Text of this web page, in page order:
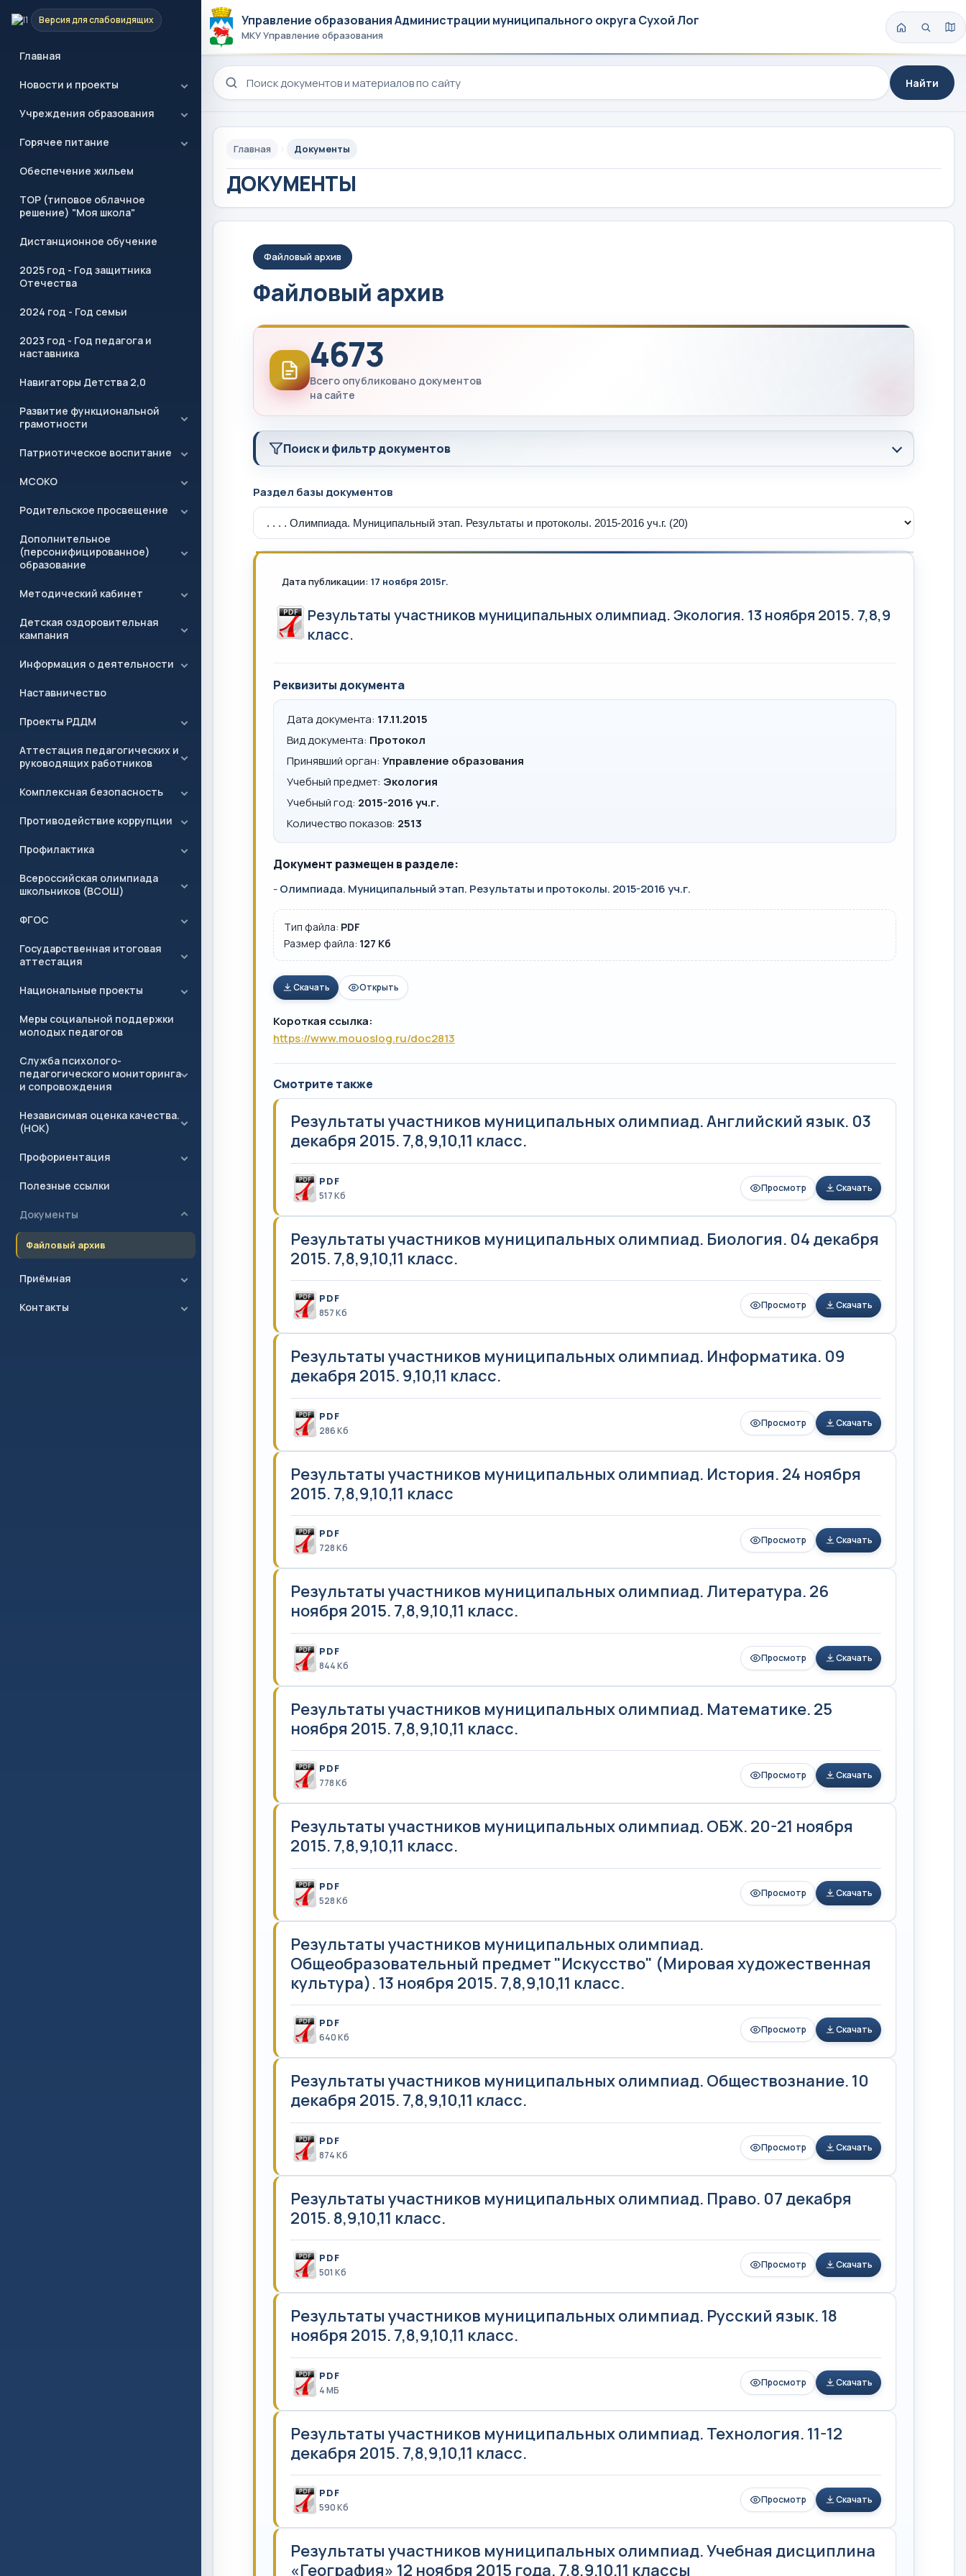
Версия для слабовидящих
Главная
Новости и проекты
Учреждения образования
Горячее питание
Обеспечение жильем
ТОР (типовое облачное
решение) "Моя школа"
Дистанционное обучение
2025 год - Год защитника
Отечества
2024 год - Год семьи
2023 год - Год педагога и
наставника
Навигаторы Детства 2,0
Развитие функциональной
грамотности
Патриотическое воспитание
МСОКО
Родительское просвещение
Дополнительное
(персонифицированное)
образование
Методический кабинет
Детская оздоровительная
кампания
Информация о деятельности
Наставничество
Проекты РДДМ
Аттестация педагогических и
руководящих работников
Комплексная безопасность
Противодействие коррупции
Профилактика
Всероссийская олимпиада
школьников (ВСОШ)
ФГОС
Государственная итоговая
аттестация
Национальные проекты
Меры социальной поддержки
молодых педагогов
Служба психолого-
педагогического мониторинга
и сопровождения
Независимая оценка качества.
(НОК)
Профориентация
Полезные ссылки
Документы
Файловый архив
Приёмная
Контакты
Управление образования Администрации муниципального округа Сухой Лог
МКУ Управление образования
Поиск по сайту
Найти
Главная Документы
ДОКУМЕНТЫ
Файловый архив
Файловый архив
4673
Всего опубликовано документов
на сайте
Поиск и фильтр документов
Раздел базы документов
Дата публикации: 17 ноября 2015г.
Результаты участников муниципальных олимпиад. Экология. 13 ноября 2015. 7,8,9
класс.
Реквизиты документа
Дата документа: 17.11.2015
Вид документа: Протокол
Принявший орган: Управление образования
Учебный предмет: Экология
Учебный год: 2015-2016 уч.г.
Количество показов: 2513
Документ размещен в разделе:
-Олимпиада. Муниципальный этап. Результаты и протоколы. 2015-2016 уч.г.
Тип файла: PDF
Размер файла: 127 Кб
Скачать Открыть
Короткая ссылка:
https://www.mouoslog.ru/doc2813
Смотрите также
Результаты участников муниципальных олимпиад. Английский язык. 03
декабря 2015. 7,8,9,10,11 класс.
PDF
517 Кб
Просмотр Скачать
Результаты участников муниципальных олимпиад. Биология. 04 декабря
2015. 7,8,9,10,11 класс.
PDF
857 Кб
Просмотр Скачать
Результаты участников муниципальных олимпиад. Информатика. 09
декабря 2015. 9,10,11 класс.
PDF
286 Кб
Просмотр Скачать
Результаты участников муниципальных олимпиад. История. 24 ноября
2015. 7,8,9,10,11 класс
PDF
728 Кб
Просмотр Скачать
Результаты участников муниципальных олимпиад. Литература. 26
ноября 2015. 7,8,9,10,11 класс.
PDF
844 Кб
Просмотр Скачать
Результаты участников муниципальных олимпиад. Математике. 25
ноября 2015. 7,8,9,10,11 класс.
PDF
778 Кб
Просмотр Скачать
Результаты участников муниципальных олимпиад. ОБЖ. 20-21 ноября
2015. 7,8,9,10,11 класс.
PDF
528 Кб
Просмотр Скачать
Результаты участников муниципальных олимпиад.
Общеобразовательный предмет "Искусство" (Мировая художественная
культура). 13 ноября 2015. 7,8,9,10,11 класс.
PDF
640 Кб
Просмотр Скачать
Результаты участников муниципальных олимпиад. Обществознание. 10
декабря 2015. 7,8,9,10,11 класс.
PDF
874 Кб
Просмотр Скачать
Результаты участников муниципальных олимпиад. Право. 07 декабря
2015. 8,9,10,11 класс.
PDF
501 Кб
Просмотр Скачать
Результаты участников муниципальных олимпиад. Русский язык. 18
ноября 2015. 7,8,9,10,11 класс.
PDF
4 MБ
Просмотр Скачать
Результаты участников муниципальных олимпиад. Технология. 11-12
декабря 2015. 7,8,9,10,11 класс.
PDF
590 Кб
Просмотр Скачать
Результаты участников муниципальных олимпиад. Учебная дисциплина
«География» 12 ноября 2015 года. 7,8,9,10,11 классы